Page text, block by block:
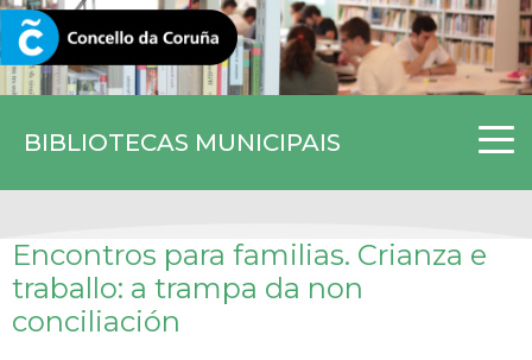
BIBLIOTECAS MUNICIPAIS
CORUNA.GAL
Encontros para familias. Crianza e
traballo: a trampa da non
conciliación